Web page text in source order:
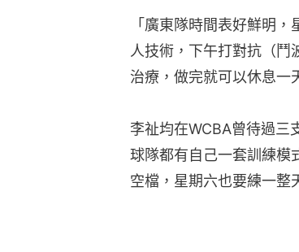
「廣東隊時間表好鮮明
人技術，下午打對抗（鬥
治療，做完就可以休息一
李祉均在WCBA曾待過三
球隊都有自己一套訓練模
空檔，星期六也要練一整